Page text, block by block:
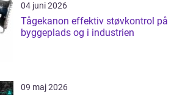
04 juni 2026
Tågekanon effektiv støvkontrol på
byggeplads og i industrien
09 maj 2026